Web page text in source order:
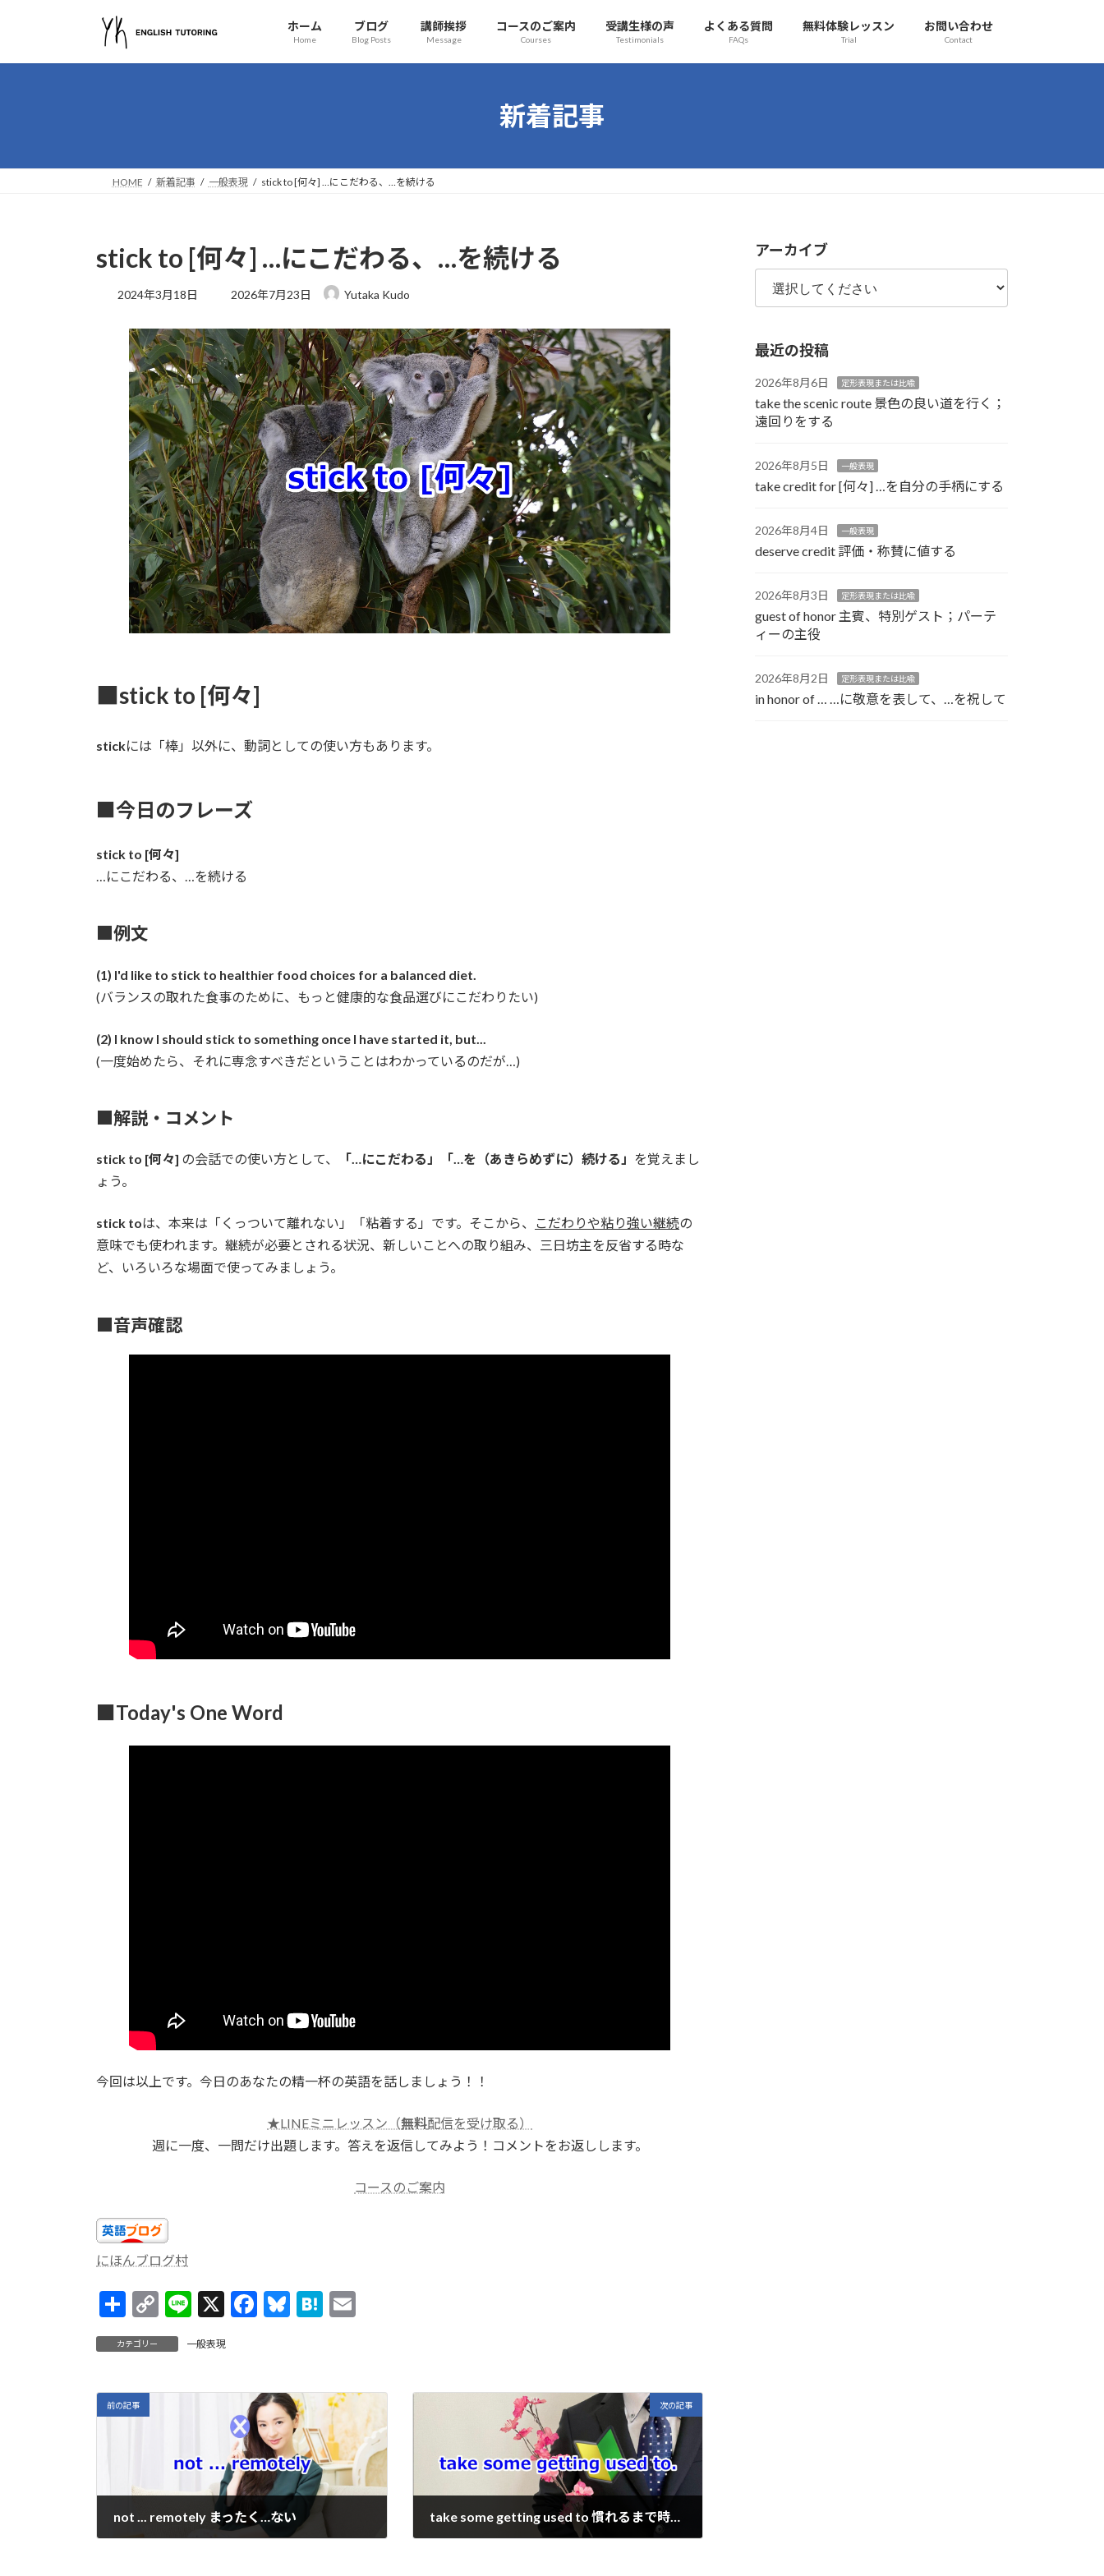
ン
ッ
ー
移
ホーム
Home
ブログ
Blog Posts
講師挨拶
Message
コースのご案内
Courses
受講生様の声
Testimonials
よくある質問
FAQs
無料体験レッスン
Trial
お問い合わせ
Contact
新着記事
HOME 新着記事 一般表現 stick to [何々] …にこだわる、…を続ける
stick to [何々] …にこだわる、…を続ける
2024年3月18日
最
新
日
時
2026年7月23日 Yutaka Kudo
■stick to [何々]
stickには「棒」以外に、動詞としての使い方もあります。
■今日のフレーズ
stick to [何々]
…にこだわる、…を続ける
■例文
(1) I'd like to stick to healthier food choices for a balanced diet.
(バランスの取れた食事のために、もっと健康的な食品選びにこだわりたい)
(2) I know I should stick to something once I have started it, but...
(一度始めたら、それに専念すべきだということはわかっているのだが…)
■解説・コメント
stick to [何々] の会話での使い方として、 「…にこだわる」「…を（あきらめずに）続ける」 を覚えまし
ょう。
stick toは、本来は「くっついて離れない」「粘着する」です。そこから、 こだわりや粘り強い継続の
意味でも使われます。継続が必要とされる状況、新しいことへの取り組み、三日坊主を反省する時な
ど、いろいろな場面で使ってみましょう。
■音声確認
■Today's One Word
今回は以上です。今日のあなたの精一杯の英語を話しましょう！！
★LINEミニレッスン（無料配信を受け取る）
週に一度、一問だけ出題します。答えを返信してみよう！コメントをお返しします。
コースのご案内
にほんブログ村
C
o
p
Li
e
X
F
o
o
k
Bl H
a
共
有
カテゴリー 一般表現
前の記事
not ... remotely まったく…ない
次の記事
take some getting used to 慣れるまで時間が必要
アーカイブ
最近の投稿
2026年8月6日 定形表現または比喩
take the scenic route 景色の良い道を行く；
遠回りをする
2026年8月5日 一般表現
take credit for [何々] …を自分の手柄にする
2026年8月4日 一般表現
deserve credit 評価・称賛に値する
2026年8月3日 定形表現または比喩
guest of honor 主賓、特別ゲスト；パーテ
ィーの主役
2026年8月2日 定形表現または比喩
in honor of … …に敬意を表して、…を祝して